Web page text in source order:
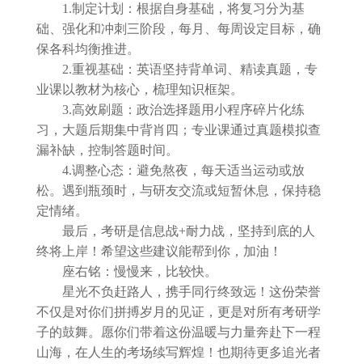
1.制定计划：根据自身基础，将复习分为基
础、强化和冲刺三阶段，每月、每周设定目标，确
保各科均衡推进。
2.重视基础：英语坚持背单词、精读真题，专
业课以教材为核心，梳理知识框架。
3.高效刷题：政治选择题用小程序碎片化练
习，大题后期集中背肖四；专业课通过真题模拟查
漏补缺，控制答题时间。
4.调整心态：避免熬夜，每天适当运动或放
松。遇到瓶颈时，与研友交流或短暂休息，保持稳
定情绪。
最后，考研是信息战+耐力战，坚持到底的人
终将上岸！希望这些建议能帮到你，加油！
座右铭：慢慢来，比较快。
星光不负赶路人，携手同行终致远！这份荣誉
不仅是对你们拼搏岁月的见证，更是对所有考研学
子的鼓舞。愿你们带着这份温暖与力量奔赴下一程
山海，在人生的考场续写辉煌！也期待更多追光者